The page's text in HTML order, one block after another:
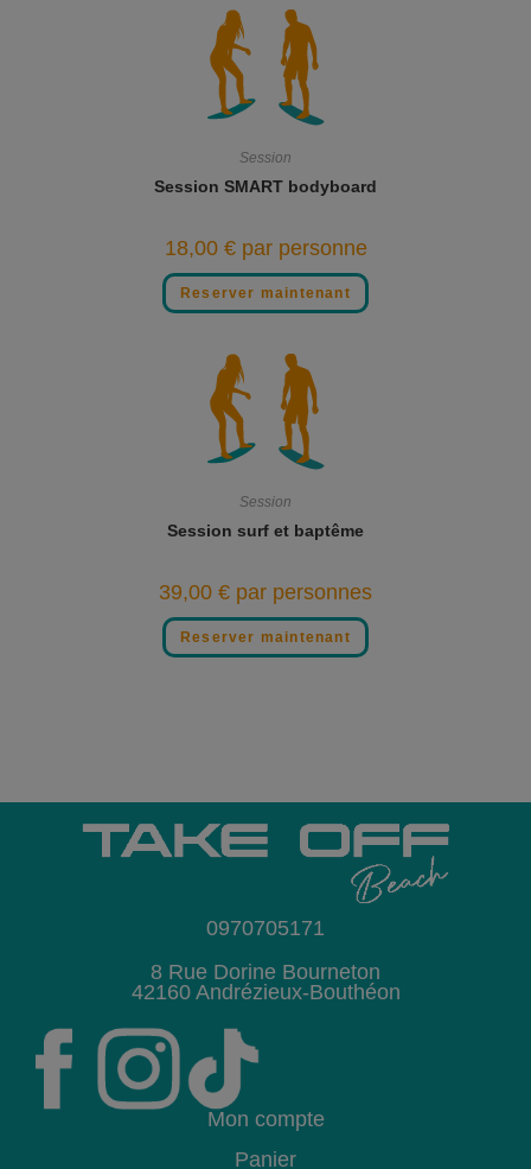
Session
Session SMART bodyboard
18,00 € par personne
Reserver maintenant
Session
Session surf et baptême
39,00 € par personnes
Reserver maintenant
0970705171
8 Rue Dorine Bourneton
42160 Andrézieux-Bouthéon
Mon compte
Panier